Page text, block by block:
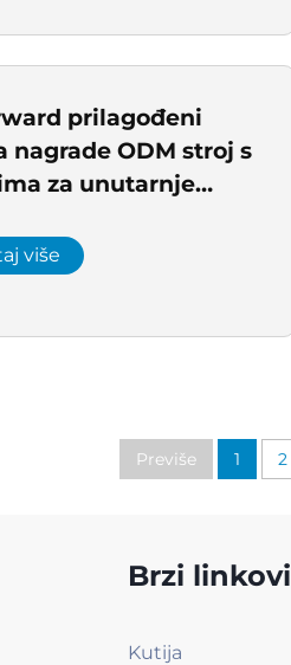
prilagođeni
nagrade ODM stroj s
za unutarnje
Kina za zabavni
više
Previše 1 2
Brzi linkovi
Kutija